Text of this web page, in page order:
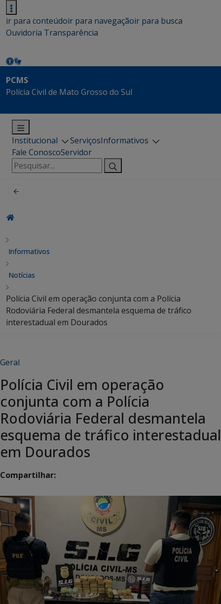
ir para conteúdoir para navegaçãoir para busca
Ouvidoria Transparência
PCMS
Polícia Civil de Mato Grosso do Sul
Institucional ServiçosInformativos
Fale ConoscoServidor
Pesquisar
por:
Informativos
Notícias
Polícia Civil em operação conjunta com a Polícia
Rodoviária Federal desmantela esquema de tráfico
interestadual em Dourados
Geral
Polícia Civil em operação
conjunta com a Polícia
Rodoviária Federal desmantela
esquema de tráfico interestadual
em Dourados
Compartilhar: